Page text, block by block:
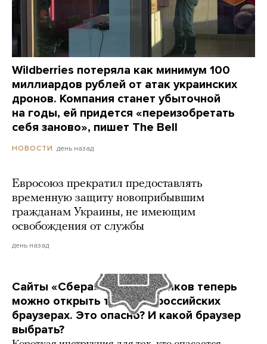
Wildberries потеряла как минимум 100
миллиардов рублей от атак украинских
дронов. Компания станет убыточной
на годы, ей придется «переизобретать
себя заново», пишет The Bell
НОВОСТИ день назад
Евросоюз прекратил предоставлять
временную защиту новоприбывшим
гражданам Украины, не имеющим
освобождения от службы
день назад
Сайты «Сбера» и других банков теперь
можно открыть только в российских
браузерах. Это опасно? И какой браузер
выбрать?